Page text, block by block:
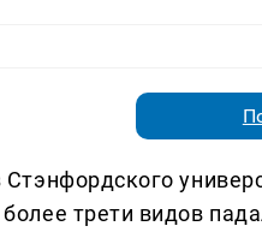
Стэнфордского
более трети видов